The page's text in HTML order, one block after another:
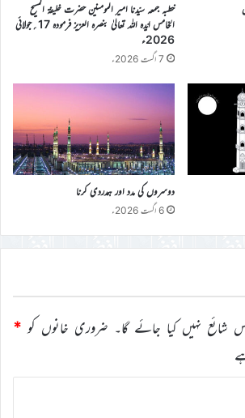
خطبہ جمعہ سیّدنا امیر المومنین حضرت خلیفۃ المسیح
الخامس ایّدہ اللہ تعالیٰ بنصرہ العزیز فرمودہ 17؍جولائی
2026ء
7 اگست 2026ء
دوسروں کی مدد اور ہمدردی کرنا
6 اگست 2026ء
نہیں کیا جائے گا۔ ضروری خانوں کو *